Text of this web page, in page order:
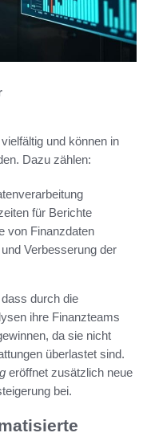
und können in
Dazu zählen:
für Berichte
von Finanzdaten
Verbesserung der
durch die
ihre Finanzteams
da sie nicht
überlastet sind.
eröffnet zusätzlich neue
bei.